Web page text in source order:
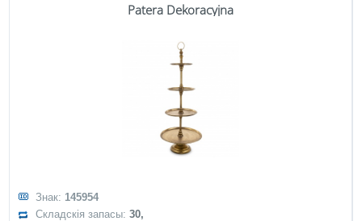
Patera Dekoracyjna
Знак: 145954
Складскія запасы:30,